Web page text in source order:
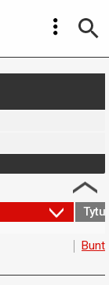
Tytuł
Bunt